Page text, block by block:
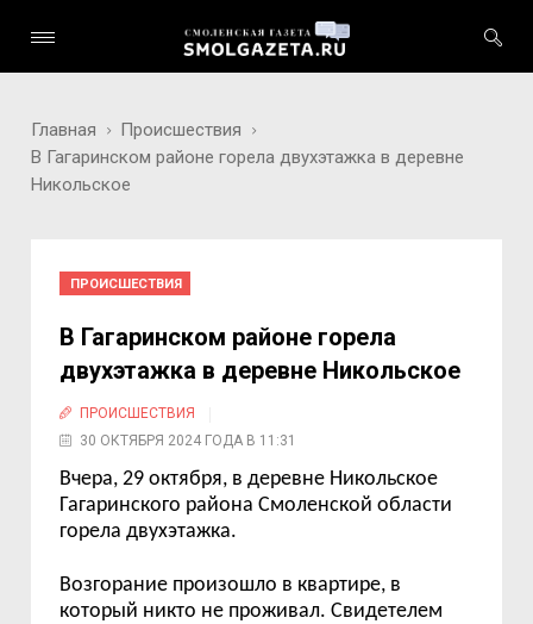
Главная
Происшествия
В Гагаринском районе горела двухэтажка в деревне
Никольское
ПРОИСШЕСТВИЯ
В Гагаринском районе горела
двухэтажка в деревне Никольское
ПРОИСШЕСТВИЯ
30 ОКТЯБРЯ 2024 ГОДА В 11:31
Вчера, 29 октября, в деревне Никольское
Гагаринского района Смоленской области
горела двухэтажка.
Возгорание произошло в квартире, в
который никто не проживал. Свидетелем